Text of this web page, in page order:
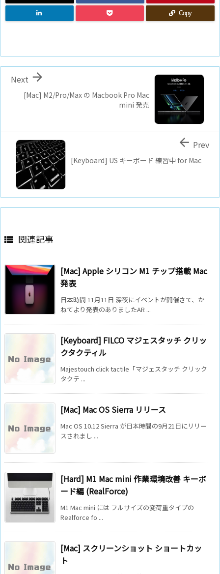
Copy
[Mac] M2/Pro/Max の Macbook Pro Mac
mini 発売

Next
[Keyboard] US キーボード 練習中 for Mac
 Prev
 関連記事
[Mac] Apple シリコン M1 チップ搭載 Mac
発表
日本時間 11月11日 深夜にイベントが開催さて、か
ねてより発表のありましたAR ...
[Keyboard] FILCO マジェスタッチ クリッ
クタクティル
Majestouch click tactile「マジェスタッチ クリック
タクテ ...
[Mac] Mac OS Sierra リリース
Mac OS 10.12 Sierra が日本時間の9月21日にリリー
スされまし ...
[Hard] M1 Mac mini 作業環境改善 キーボ
ード編 (RealForce)
M1 Mac mini には フルサイズの変荷重タイプの
Realforce fo ...
[Mac] スクリーンショット ショートカッ
ト